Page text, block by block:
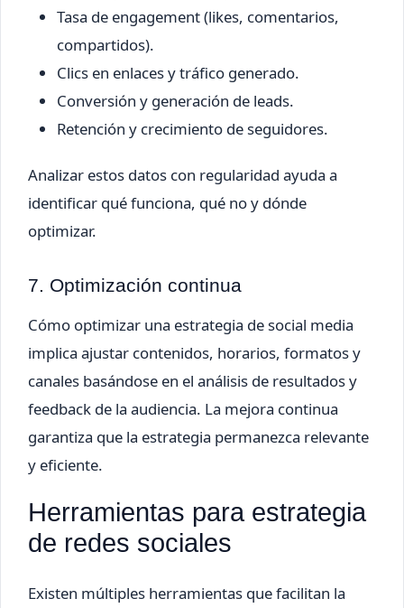
Tasa de engagement (likes, comentarios,
compartidos).
Clics en enlaces y tráfico generado.
Conversión y generación de leads.
Retención y crecimiento de seguidores.
Analizar estos datos con regularidad ayuda a
identificar qué funciona, qué no y dónde
optimizar.
7. Optimización continua
Cómo optimizar una estrategia de social media
implica ajustar contenidos, horarios, formatos y
canales basándose en el análisis de resultados y
feedback de la audiencia. La mejora continua
garantiza que la estrategia permanezca relevante
y eficiente.
Herramientas para estrategia
de redes sociales
Existen múltiples herramientas que facilitan la